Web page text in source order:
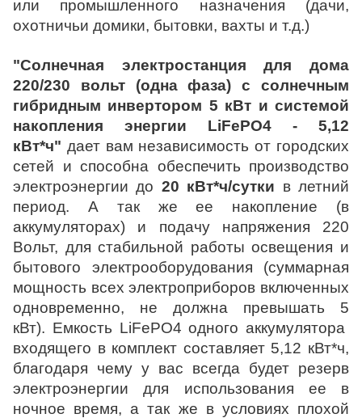
или промышленного назначения (дачи,
охотничьи домики, бытовки, вахты и т.д.)
"Солнечная электростанция для дома
220/230 вольт (одна фаза) с солнечным
гибридным инвертором 5 кВт и системой
накопления энергии LiFePO4 - 5,12
кВт*ч" дает вам независимость от городских
сетей и способна обеспечить производство
электроэнергии до 20 кВт*ч/сутки в летний
период. А так же ее накопление (в
аккумуляторах) и подачу напряжения 220
Вольт, для стабильной работы освещения и
бытового электрооборудования (суммарная
мощность всех электроприборов включенных
одновременно, не должна превышать 5
кВт). Емкость LiFePO4 одного аккумулятора
входящего в комплект составляет 5,12 кВт*ч,
благодаря чему у вас всегда будет резерв
электроэнергии для использования ее в
ночное время, а так же в условиях плохой